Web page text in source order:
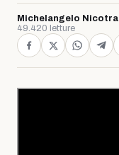
Michelangelo Nicotra
49.420 letture